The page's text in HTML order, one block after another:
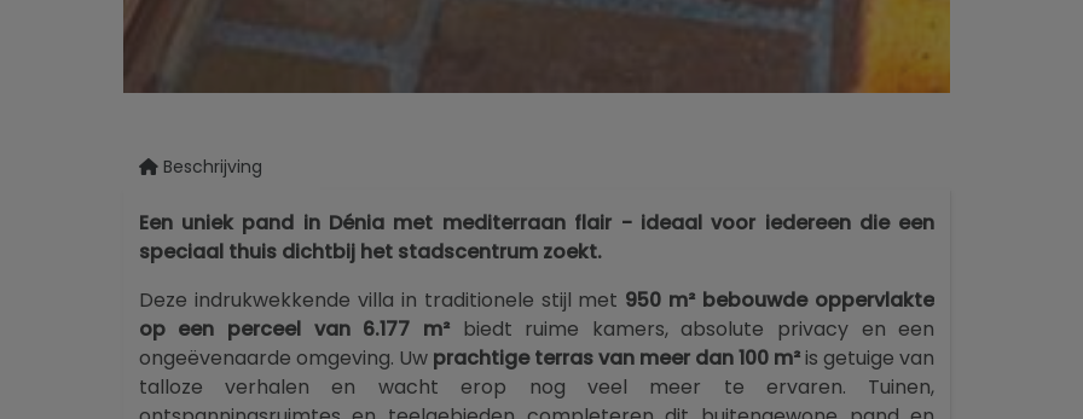
Beschrijving
Een uniek pand in Dénia met mediterraan flair - ideaal voor iedereen die een
speciaal thuis dichtbij het stadscentrum zoekt.
Deze indrukwekkende villa in traditionele stijl met 950 m² bebouwde oppervlakte
op een perceel van 6.177 m²biedt ruime kamers, absolute privacy en een
ongeëvenaarde omgeving. Uw prachtige terras van meer dan 100 m²is getuige van
talloze verhalen en wacht erop nog veel meer te ervaren. Tuinen,